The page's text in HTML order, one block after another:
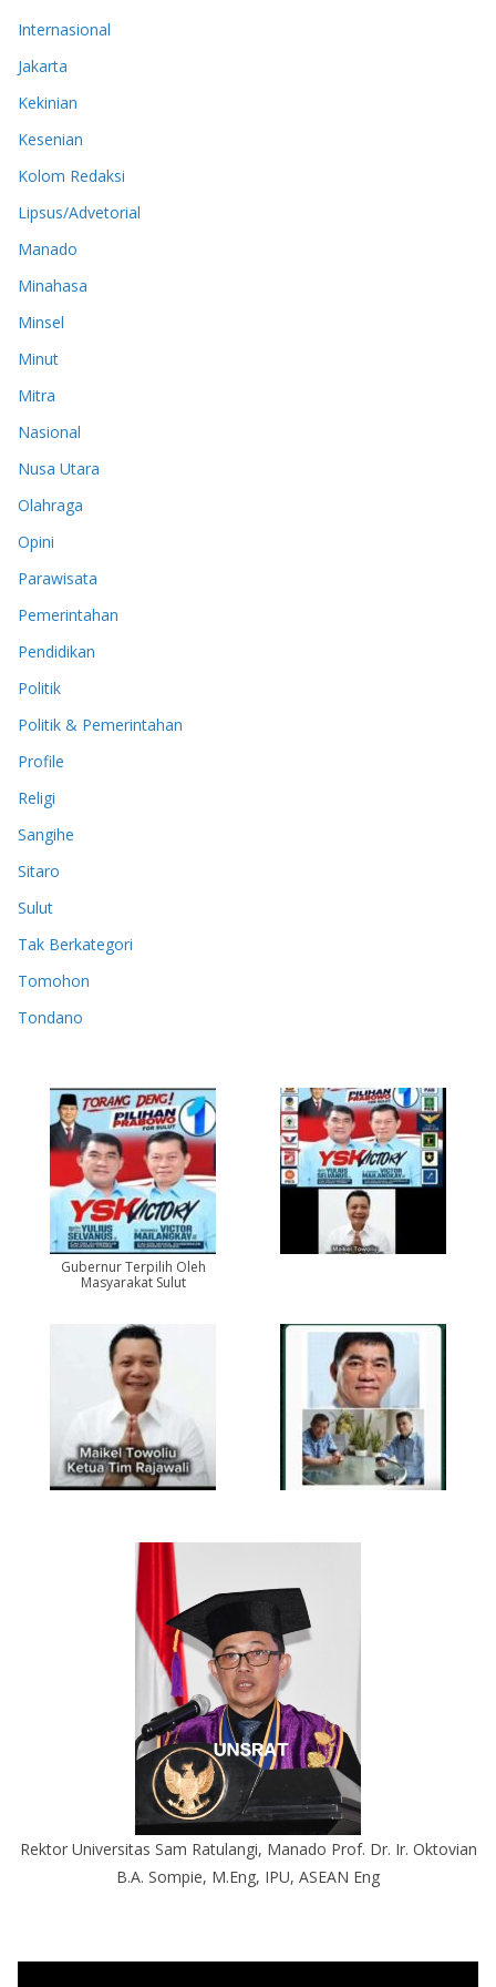
Internasional
Jakarta
Kekinian
Kesenian
Kolom Redaksi
Lipsus/Advetorial
Manado
Minahasa
Minsel
Minut
Mitra
Nasional
Nusa Utara
Olahraga
Opini
Parawisata
Pemerintahan
Pendidikan
Politik
Politik & Pemerintahan
Profile
Religi
Sangihe
Sitaro
Sulut
Tak Berkategori
Tomohon
Tondano
Gubernur Terpilih Oleh
Masyarakat Sulut
Rektor Universitas Sam Ratulangi, Manado Prof. Dr. Ir. Oktovian
B.A. Sompie, M.Eng, IPU, ASEAN Eng